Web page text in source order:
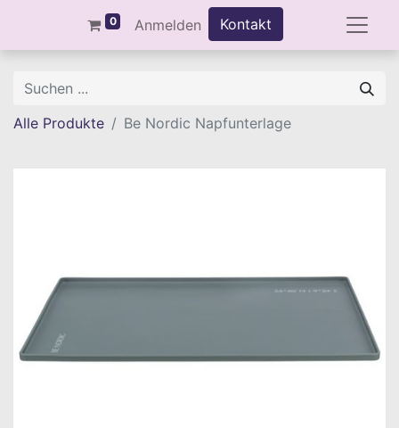
0 Anmelden Kontakt
Alle Produkte Be Nordic Napfunterlage